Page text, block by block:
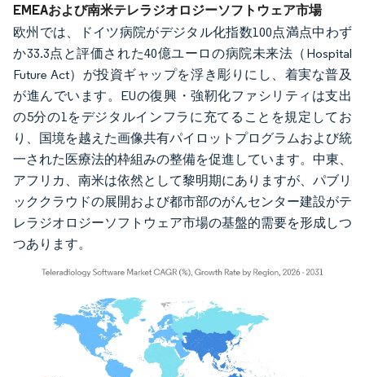
EMEAおよび南米テレラジオロジーソフトウェア市場
欧州では、ドイツ病院がデジタル化指数100点満点中わず
か33.3点と評価された40億ユーロの病院未来法（Hospital
Future Act）が投資ギャップを浮き彫りにし、着実な普及
が進んでいます。EUの復興・強靭化ファシリティは支出
の5分の1をデジタルインフラに充てることを規定してお
り、国境を越えた画像共有パイロットプログラムおよび統
一された医療法的枠組みの整備を促進しています。中東、
アフリカ、南米は依然として黎明期にありますが、パブリ
ッククラウドの展開および都市部のがんセンター建設がテ
レラジオロジーソフトウェア市場の基盤的需要を形成しつ
つあります。